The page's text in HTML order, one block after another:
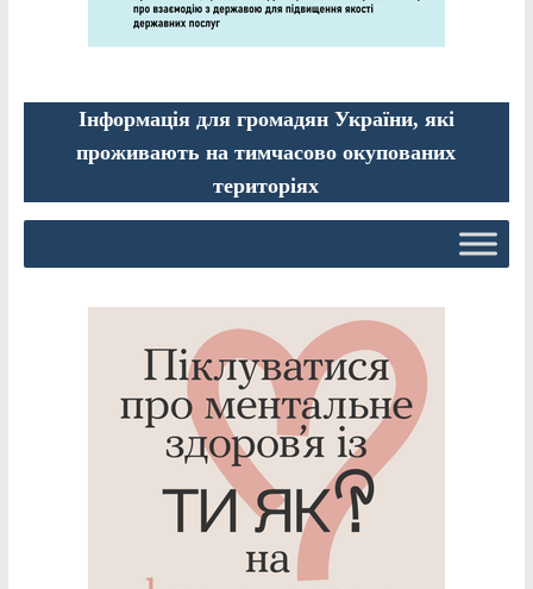
Інформація для громадян України, які
проживають на тимчасово окупованих
територіях